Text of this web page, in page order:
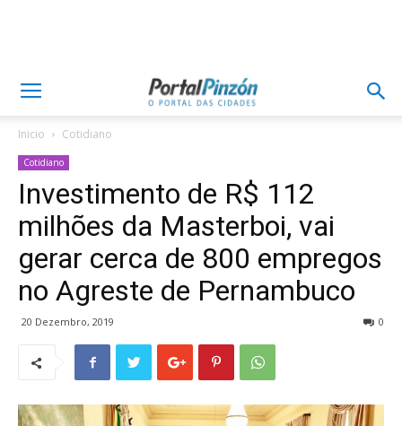
Inicio Cotidiano
Cotidiano
Investimento de R$ 112
milhões da Masterboi, vai
gerar cerca de 800 empregos
no Agreste de Pernambuco
20 Dezembro, 2019 0